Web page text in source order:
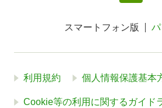
スマートフォン版
利用規約 個人情報保護基本
Cookie等の利用に関するガイド